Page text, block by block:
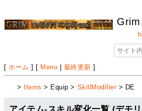
[ ホーム ] [ Menu 最終更新 ]
> Items > Equip > SkillModifier> DE